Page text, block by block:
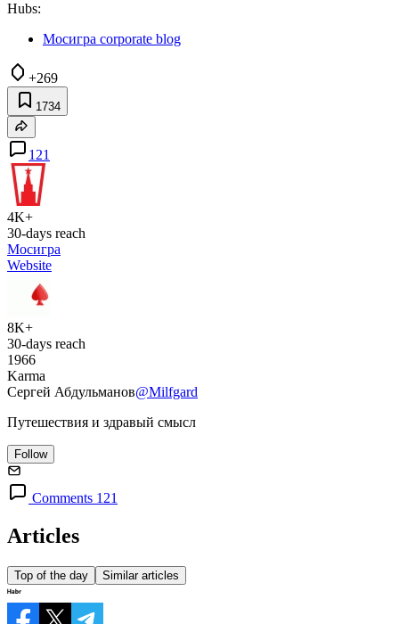
Hubs:
Мосигра corporate blog
+269
1734
121
4K+
30-days reach
Мосигра
Website
8K+
30-days reach
1966
Karma
Сергей Абдульманов@Milfgard
Путешествия и здравый смысл
Follow
Comments 121
Articles
Top of the day Similar articles